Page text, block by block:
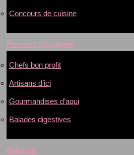
Concours de cuisine
Recettes d’Espagne
Chefs bon profit
Artisans d’ici
Gourmandises d’aqui
Balades digestives
Boissons